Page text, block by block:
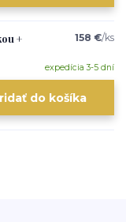
+
158 €/ks
expedícia 3-5 dní
do košíka